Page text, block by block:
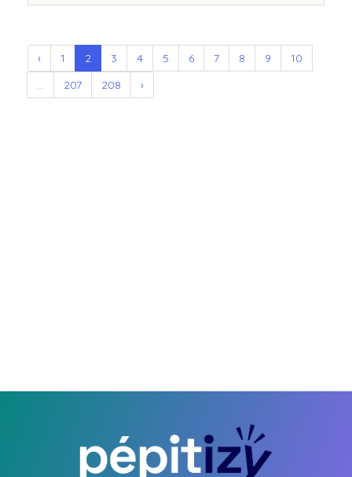
‹ 1 2 3 4 5 6 7 8 9
10
...
207 208 ›